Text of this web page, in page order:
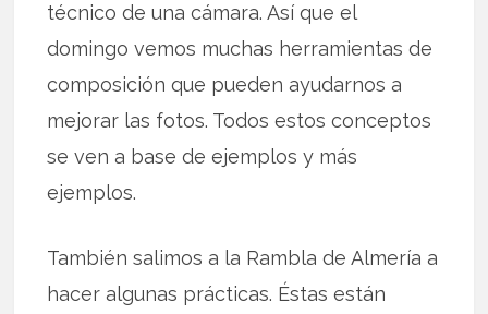
técnico de una cámara. Así que el
domingo vemos muchas herramientas de
composición que pueden ayudarnos a
mejorar las fotos. Todos estos conceptos
se ven a base de ejemplos y más
ejemplos.
También salimos a la Rambla de Almería a
hacer algunas prácticas. Éstas están